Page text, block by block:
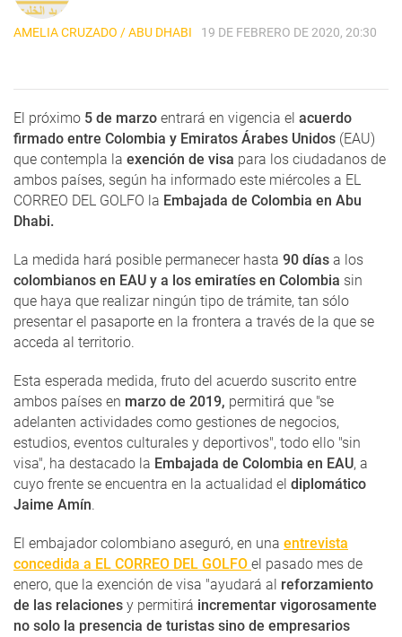
AMELIA CRUZADO / ABU DHABI 19 DE FEBRERO DE 2020, 20:30
El próximo 5 de marzo entrará en vigencia el acuerdo
firmado entre Colombia y Emiratos Árabes Unidos (EAU)
que contempla la exención de visa para los ciudadanos de
ambos países, según ha informado este miércoles a EL
CORREO DEL GOLFO la Embajada de Colombia en Abu
Dhabi.
La medida hará posible permanecer hasta 90 días a los
colombianos en EAU y a los emiratíes en Colombia sin
que haya que realizar ningún tipo de trámite, tan sólo
presentar el pasaporte en la frontera a través de la que se
acceda al territorio.
Esta esperada medida, fruto del acuerdo suscrito entre
ambos países en marzo de 2019, permitirá que "se
adelanten actividades como gestiones de negocios,
estudios, eventos culturales y deportivos", todo ello "sin
visa", ha destacado la Embajada de Colombia en EAU, a
cuyo frente se encuentra en la actualidad el diplomático
Jaime Amín.
El embajador colombiano aseguró, en una entrevista
concedida a EL CORREO DEL GOLFO el pasado mes de
enero, que la exención de visa "ayudará al reforzamiento
de las relaciones y permitirá incrementar vigorosamente
no solo la presencia de turistas sino de empresarios